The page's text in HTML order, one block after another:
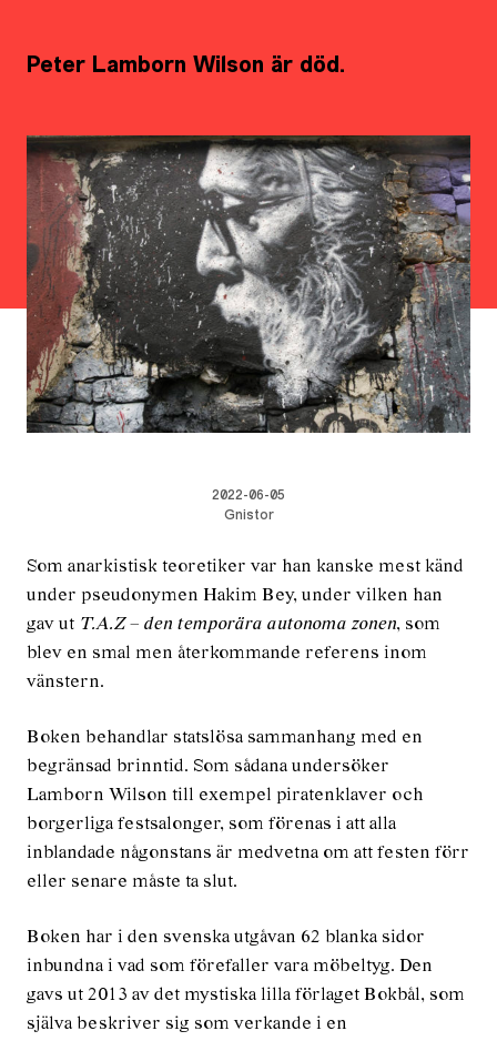
Peter Lamborn Wilson är död.
2022-06-05
Gnistor
Som anarkistisk teoretiker var han kanske mest känd
under pseudonymen Hakim Bey, under vilken han
gav ut T.A.Z – den temporära autonoma zonen, som
blev en smal men återkommande referens inom
vänstern.
Boken behandlar statslösa sammanhang med en
begränsad brinntid. Som sådana undersöker
Lamborn Wilson till exempel piratenklaver och
borgerliga festsalonger, som förenas i att alla
inblandade någonstans är medvetna om att festen förr
eller senare måste ta slut.
Boken har i den svenska utgåvan 62 blanka sidor
inbundna i vad som förefaller vara möbeltyg. Den
gavs ut 2013 av det mystiska lilla förlaget Bokbål, som
själva beskriver sig som verkande i en